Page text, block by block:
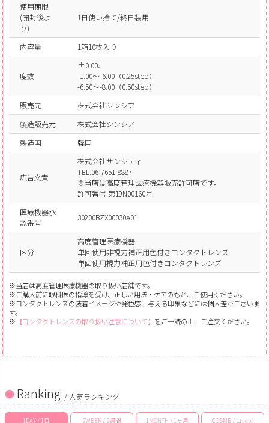
使用期限
(開封後よ
り)
1日使い捨て/終日装用
内容量 1箱10枚入り
度数
±0.00、
-1.00～-6.00（0.25step）
-6.50～-8.00（0.50step）
販売元
株式会社シンシア
製造販売元
株式会社シンシア
製造国
韓国
広告文責
株式会社サンシティ
TEL:06-7651-8887
※当店は高度管理医療機器販売許可店です。
許可番号 第19N00160号
医療機器承
認番号
30200BZX00030A01
区分
高度管理医療機器
単回使用非視力補正用色付きコンタクトレンズ
単回使用視力補正用色付きコンタクトレンズ
※当店は高度管理医療機器の取り扱い店舗です。
※ご購入前に眼科医の指導を受け、正しい用法・ケアのもと、ご使用ください。
※コンタクトレンズの装着イメージや発色感、与える印象などには個人差がございま
す。
※ 【コンタクトレンズの取り扱い注意について】 をご一読の上、ご注文ください。
Ranking / 人気ランキング
1DAY / 1日 2WEEK / 2週間 1MONTH / 1ヶ月 COSME / コスメ